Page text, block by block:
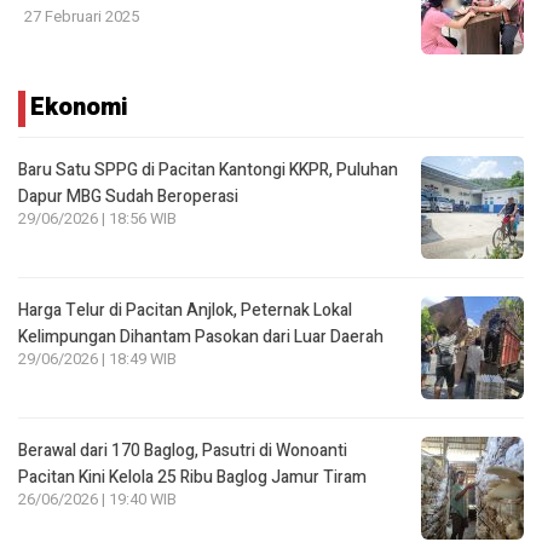
27 Februari 2025
Ekonomi
Baru Satu SPPG di Pacitan Kantongi KKPR, Puluhan
Dapur MBG Sudah Beroperasi
29/06/2026 | 18:56 WIB
Harga Telur di Pacitan Anjlok, Peternak Lokal
Kelimpungan Dihantam Pasokan dari Luar Daerah
29/06/2026 | 18:49 WIB
Berawal dari 170 Baglog, Pasutri di Wonoanti
Pacitan Kini Kelola 25 Ribu Baglog Jamur Tiram
26/06/2026 | 19:40 WIB